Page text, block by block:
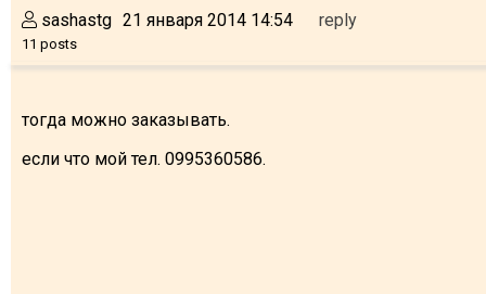
sashastg
11 posts
21 января 2014 14:54 reply
тогда можно заказывать.
если что мой тел. 0995360586.